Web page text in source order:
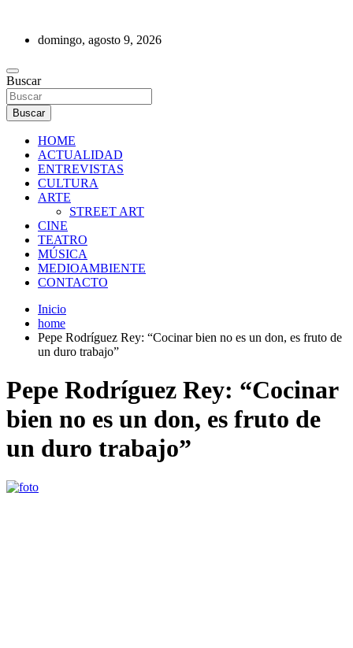
contenidodomingo, agosto 9, 2026
REVISTA DE PRENSA
Buscar
Buscar
HOME
ACTUALIDAD
ENTREVISTAS
CULTURA
ARTE
STREET ART
CINE
TEATRO
MÚSICA
MEDIOAMBIENTE
CONTACTO
Inicio
home
Pepe Rodríguez Rey: “Cocinar bien no es un don, es fruto de
un duro trabajo”
Pepe Rodríguez Rey: “Cocinar
bien no es un don, es fruto de
un duro trabajo”